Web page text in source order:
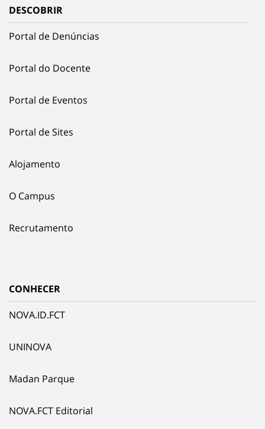
DESCOBRIR
Portal de Denúncias
Portal do Docente
Portal de Eventos
Portal de Sites
Alojamento
O Campus
Recrutamento
CONHECER
NOVA.ID.FCT
UNINOVA
Madan Parque
NOVA.FCT Editorial